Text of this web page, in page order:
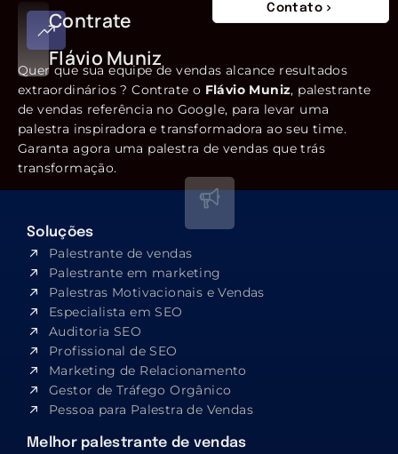
Contrate
Flávio Muniz
Contato
Quer que sua equipe de vendas alcance resultados
extraordinários ? Contrate o Flávio Muniz, palestrante
de vendas referência no Google, para levar uma
palestra inspiradora e transformadora ao seu time.
Garanta agora uma palestra de vendas que trás
transformação.
Soluções
Palestrante de vendas
Palestrante em marketing
Palestras Motivacionais e Vendas
Especialista em SEO​
Auditoria SEO
Profissional de SEO
Marketing de Relacionamento
Gestor de Tráfego Orgânico
Pessoa para Palestra de Vendas
Melhor palestrante de vendas